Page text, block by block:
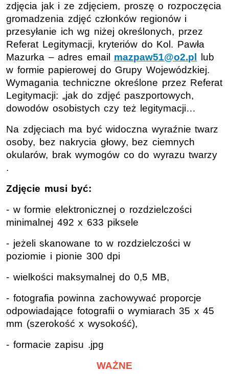
zdjęcia jak i ze zdjęciem, proszę o rozpoczęcia
gromadzenia zdjęć członków regionów i
przesyłanie ich wg niżej określonych, przez
Referat Legitymacji, kryteriów do Kol. Pawła
Mazurka – adres email mazpaw51@o2.pl
lub
w formie papierowej do Grupy Wojewódzkiej.
Wymagania techniczne określone przez Referat
Legitymacji: „jak do zdjęć paszportowych,
dowodów osobistych czy też legitymacji…
Na zdjęciach ma być widoczna wyraźnie twarz
osoby, bez nakrycia głowy, bez ciemnych
okularów, brak wymogów co do wyrazu twarzy
.
Zdjęcie musi być:
- w formie elektronicznej o rozdzielczości
minimalnej 492 x 633 piksele
- jeżeli skanowane to w rozdzielczości w
poziomie i pionie 300 dpi
- wielkości maksymalnej do 0,5 MB,
- fotografia powinna zachowywać proporcje
odpowiadające fotografii o wymiarach 35 x 45
mm (szerokość x wysokość),
- formacie zapisu .jpg
WAŻNE